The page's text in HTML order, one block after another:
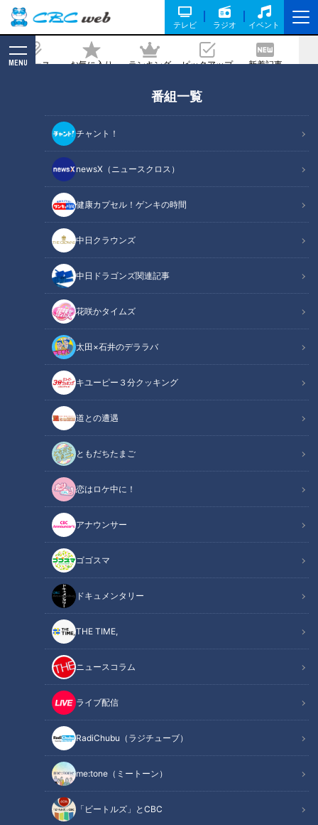
テレビ ラジオ イベント
ニュース お気に入り ランキング ピックアップ 新着記事
MENU
番組一覧
チャント！
newsX（ニュースクロス）
健康カプセル！ゲンキの時間
中日クラウンズ
中日ドラゴンズ関連記事
花咲かタイムズ
太田×石井のデララバ
キユーピー３分クッキング
道との遭遇
ともだちたまご
恋はロケ中に！
アナウンサー
ゴゴスマ
ドキュメンタリー
THE TIME,
ニュースコラム
ライブ配信
RadiChubu（ラジチューブ）
me:tone（ミートーン）
「ビートルズ」とCBC
ない気持ちになる」 500円でおつりがく
る町中華ランチとは
記事に戻る
CBCテレビ『チャント！』
この記事の画像（全7枚）
記事に戻る
この記事を見たあなたへのおすすめ
名古屋の絶品チャーハン総選
挙！ 「パンチの効いたニンニク